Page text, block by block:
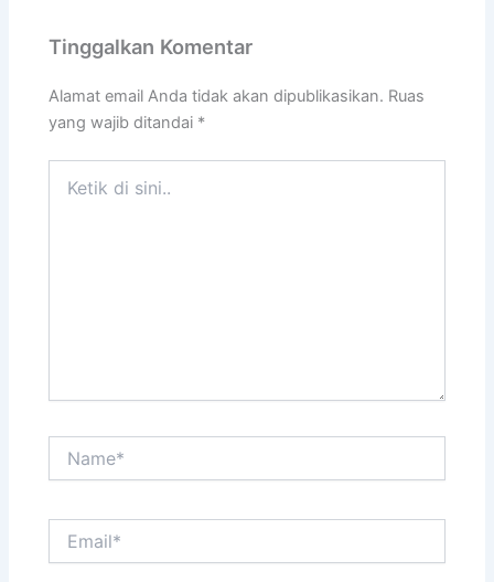
Tinggalkan Komentar
Alamat email Anda tidak akan dipublikasikan. Ruas
yang wajib ditandai *